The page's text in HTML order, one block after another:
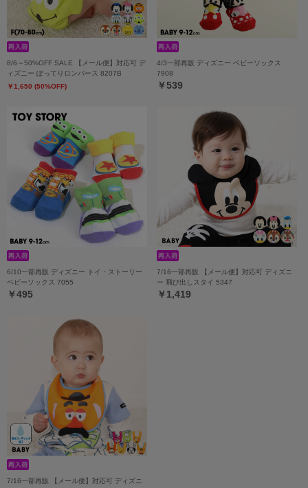
8/6～50%OFF SALE 【メール便】対応可 デ
ィズニー ぽってりロンパース 8207B
￥1,650 (50%OFF)
4/3一部再販 ディズニー ベビーソックス
7908
￥539
6/10一部再販 ディズニー トイ・ストーリー
ベビーソックス 7055
￥495
7/16一部再販 【メール便】対応可 ディズニ
ー 飛び出しスタイ 5347
￥1,419
7/16一部再販 【メール便】対応可 ディズニ